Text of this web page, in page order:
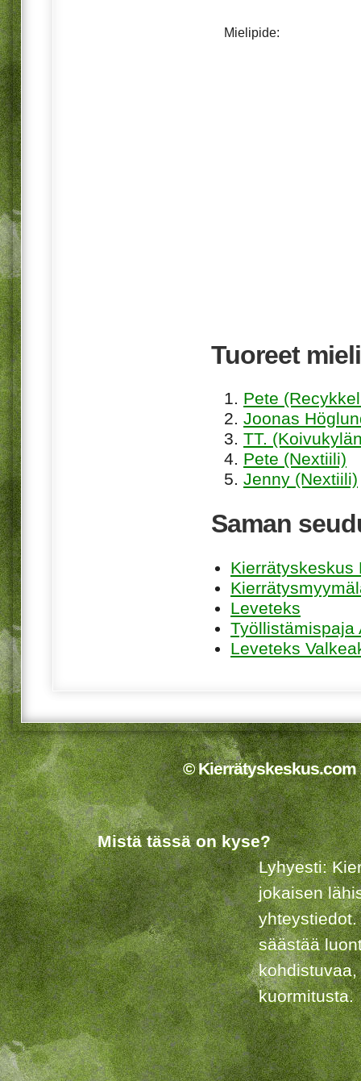
Mielipide:
Tuoreet
Pete
Joonas
TT.
Pete (Nextiili)
Jenny (Nextiili)
Saman
Kierrätyskeskus
Leveteks
Työllistämispaja
Leveteks
© Kierrätyskeskus.com
Mistä tässä on kyse?
Lyhyesti:
jokaisen
säästää
kuormitusta.